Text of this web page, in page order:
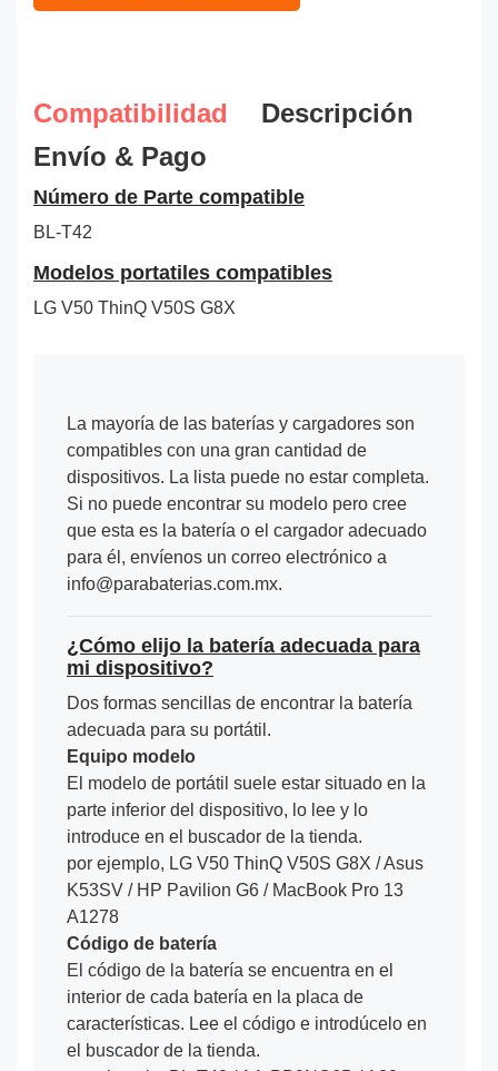
Compatibilidad
Descripción
Envío & Pago
Número de Parte compatible
BL-T42
Modelos portatiles compatibles
LG V50 ThinQ V50S G8X
La mayoría de las baterías y cargadores son
compatibles con una gran cantidad de
dispositivos. La lista puede no estar completa.
Si no puede encontrar su modelo pero cree
que esta es la batería o el cargador adecuado
para él, envíenos un correo electrónico a
info@parabaterias.com.mx.
¿Cómo elijo la batería adecuada para
mi dispositivo?
Dos formas sencillas de encontrar la batería
adecuada para su portátil.
Equipo modelo
El modelo de portátil suele estar situado en la
parte inferior del dispositivo, lo lee y lo
introduce en el buscador de la tienda.
por ejemplo, LG V50 ThinQ V50S G8X / Asus
K53SV / HP Pavilion G6 / MacBook Pro 13
A1278
Código de batería
El código de la batería se encuentra en el
interior de cada batería en la placa de
características. Lee el código e introdúcelo en
el buscador de la tienda.